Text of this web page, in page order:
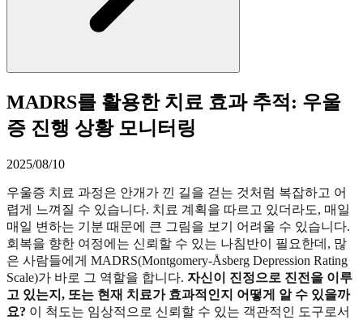
MADRS를 활용한 치료 효과 추적: 우울
증 진행 상황 모니터링
2025/08/10
우울증 치료 과정은 안개가 낀 길을 걷는 것처럼 복잡하고 어
렵게 느껴질 수 있습니다. 치료 계획을 따르고 있더라도, 매일
매일 변하는 기분 때문에 큰 그림을 보기 어려울 수 있습니다.
회복을 향한 여정에는 신뢰할 수 있는 나침반이 필요한데, 많
은 사람들에게 MADRS(Montgomery-Åsberg Depression Rating
Scale)가 바로 그 역할을 합니다. 자신이 진정으로 진전을 이루
고 있는지, 또는 현재 치료가 효과적인지 어떻게 알 수 있을까
요? 이 척도는 임상적으로 신뢰할 수 있는 객관적인 도구로서